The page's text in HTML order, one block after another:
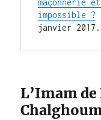
maçonnerie
impossible ?
janvier 2017.
L’Imam